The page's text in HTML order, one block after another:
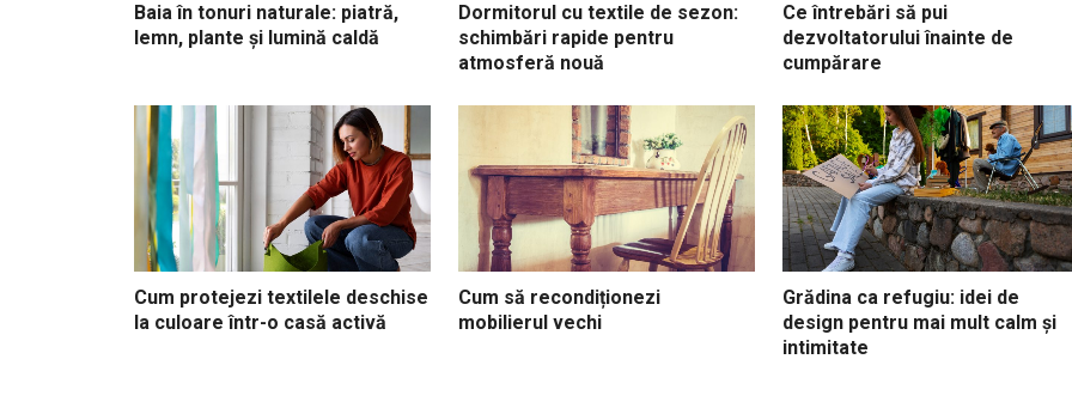
Baia în tonuri naturale: piatră,
lemn, plante și lumină caldă
Dormitorul cu textile de sezon:
schimbări rapide pentru
atmosferă nouă
Ce întrebări să pui
dezvoltatorului înainte de
cumpărare
Cum protejezi textilele deschise
la culoare într-o casă activă
Cum să recondiționezi
mobilierul vechi
Grădina ca refugiu: idei de
design pentru mai mult calm și
intimitate